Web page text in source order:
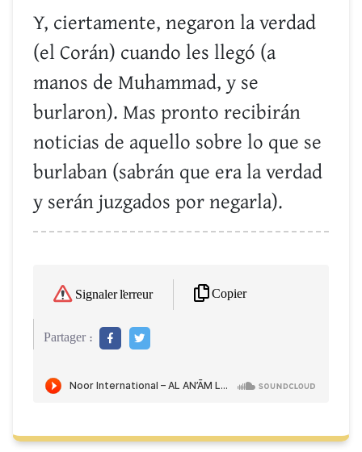
Y, ciertamente, negaron la verdad
(el Corán) cuando les llegó (a
manos de Muhammad, y se
burlaron). Mas pronto recibirán
noticias de aquello sobre lo que se
burlaban (sabrán que era la verdad
y serán juzgados por negarla).
Signaler l'erreur Copier
Partager :